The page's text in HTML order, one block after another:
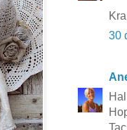
30